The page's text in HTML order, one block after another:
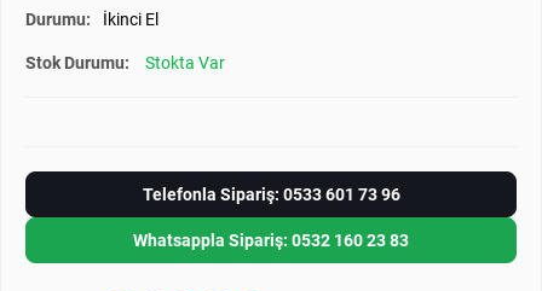
Durumu: İkinci El
Stok Durumu: Stokta Var
Telefonla Sipariş: 0533 601 73 96
Whatsappla Sipariş: 0532 160 23 83